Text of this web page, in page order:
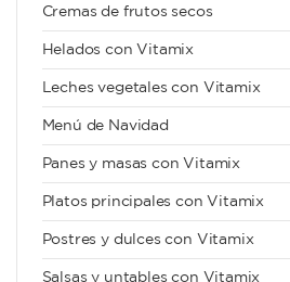
Cremas de frutos secos
Helados con Vitamix
Leches vegetales con Vitamix
Menú de Navidad
Panes y masas con Vitamix
Platos principales con Vitamix
Postres y dulces con Vitamix
Salsas y untables con Vitamix